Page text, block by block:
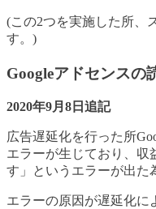
(この2つを実施した所、
す。)
Googleアドセンスの
2020年9月8日追記
広告遅延化を行った所
エラーが生じており、収
す」というエラーが出た
エラーの原因が遅延化に